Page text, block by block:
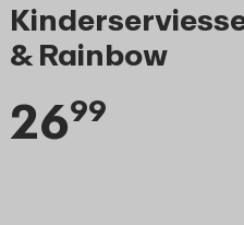
& Rainbow
2699